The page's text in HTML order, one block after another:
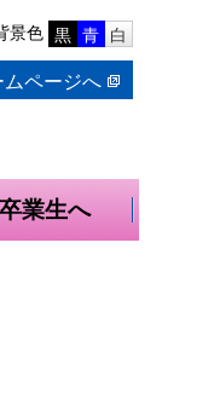
景色 黒 青 白
ページへ
卒業生へ